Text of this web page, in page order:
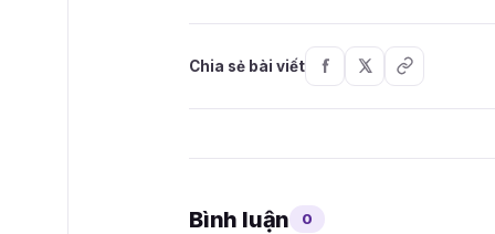
Chia sẻ bài viết
Bình luận 0